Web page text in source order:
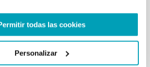
todas las cookies
Personalizar
de personas sin
manera como los tratamos es una
por la dignidad humana y, sobre
solidaridad con estos hermanos y